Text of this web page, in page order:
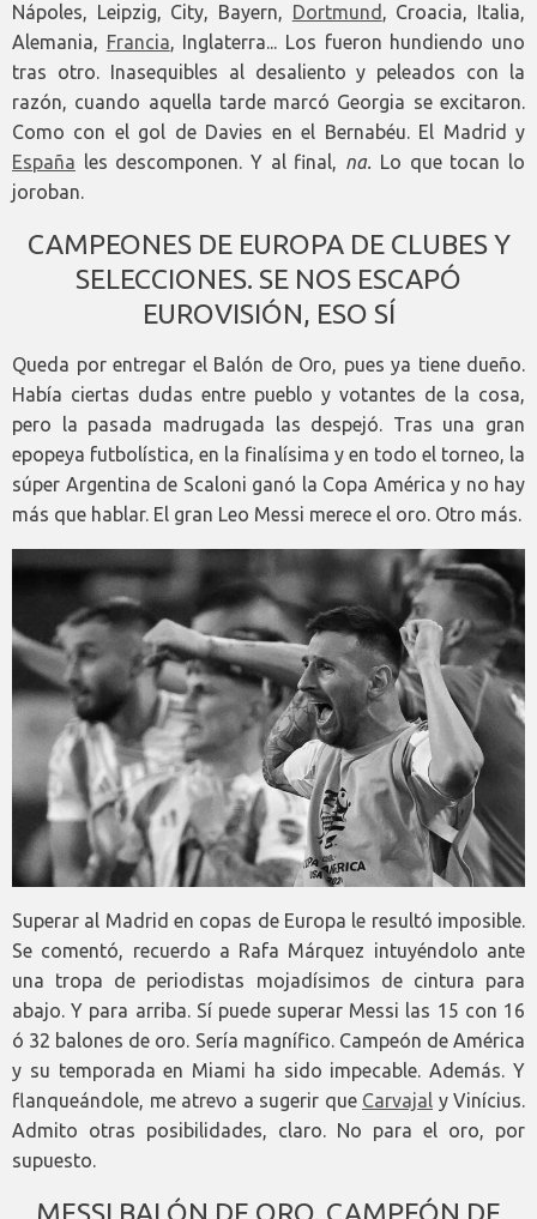
Nápoles, Leipzig, City, Bayern, Dortmund , Croacia, Italia,
Alemania, Francia, Inglaterra... Los fueron hundiendo uno
tras otro. Inasequibles al desaliento y peleados con la
razón, cuando aquella tarde marcó Georgia se excitaron.
Como con el gol de Davies en el Bernabéu. El Madrid y
España les descomponen. Y al final, na. Lo que tocan lo
joroban.
CAMPEONES DE EUROPA DE CLUBES Y
SELECCIONES. SE NOS ESCAPÓ
EUROVISIÓN, ESO SÍ
Queda por entregar el Balón de Oro, pues ya tiene dueño.
Había ciertas dudas entre pueblo y votantes de la cosa,
pero la pasada madrugada las despejó. Tras una gran
epopeya futbolística, en la finalísima y en todo el torneo, la
súper Argentina de Scaloni ganó la Copa América y no hay
más que hablar. El gran Leo Messi merece el oro. Otro más.
Superar al Madrid en copas de Europa le resultó imposible.
Se comentó, recuerdo a Rafa Márquez intuyéndolo ante
una tropa de periodistas mojadísimos de cintura para
abajo. Y para arriba. Sí puede superar Messi las 15 con 16
ó 32 balones de oro. Sería magnífico. Campeón de América
y su temporada en Miami ha sido impecable. Además. Y
flanqueándole, me atrevo a sugerir que Carvajal y Vinícius.
Admito otras posibilidades, claro. No para el oro, por
supuesto.
MESSI BALÓN DE ORO. CAMPEÓN DE